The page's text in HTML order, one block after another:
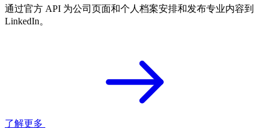
通过官方 API 为公司页面和个人档案安排和发布专业内容到
LinkedIn。
了解更多